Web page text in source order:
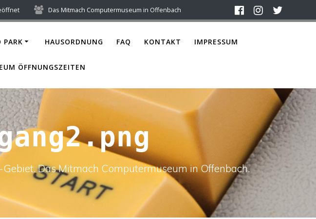
Das Mitmach Computermuseum in Offenbach
PARK HAUSORDNUNG FAQ KONTAKT IMPRESSUM
ÖFFNUNGSZEITEN
Das Mitmach Computermuseum in Offenbach.